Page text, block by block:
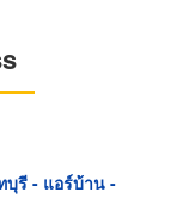
รี - แอร์บ้าน -